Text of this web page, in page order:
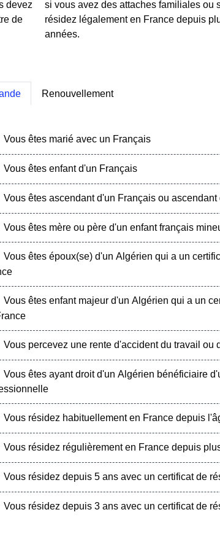
devez
de
si vous avez des attaches familiales ou
résidez légalement en France depuis
années.
Renouvellement
Vous êtes marié avec un Français
Vous êtes enfant d'un Français
Vous êtes ascendant d'un Français ou
Vous êtes mère ou père d'un enfant français
Vous êtes époux(se) d'un Algérien qui a un
Vous êtes enfant majeur d'un Algérien qui a un
Vous percevez une rente d'accident du travail ou
Vous êtes ayant droit d'un Algérien bénéficiaire
Vous résidez habituellement en France depuis
Vous résidez régulièrement en France depuis
Vous résidez depuis 5 ans avec un certificat de
Vous résidez depuis 3 ans avec un certificat de